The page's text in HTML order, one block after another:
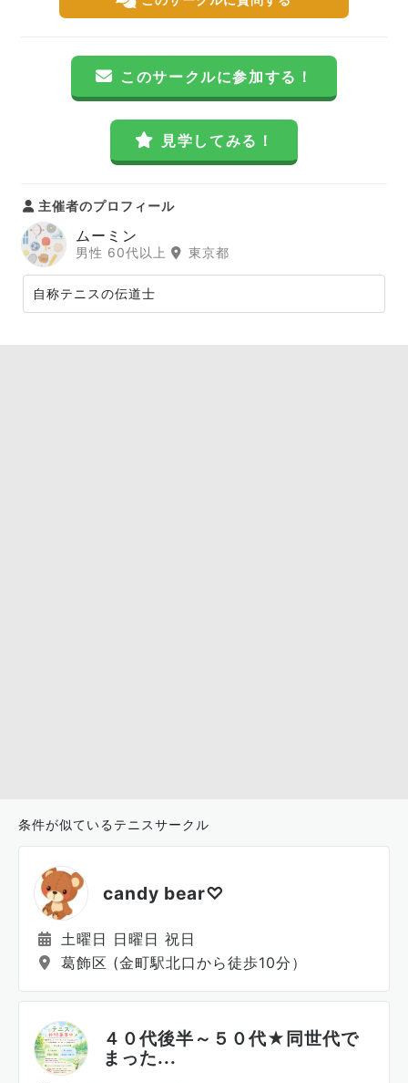
このサークルに参加する！
見学してみる！
主催者のプロフィール
ムーミン
男性 60代以上 東京都
自称テニスの伝道士
条件が似ているテニスサークル
candy bear♡
土曜日 日曜日 祝日
葛飾区 (金町駅北口から徒歩10分）
４０代後半～５０代★同世代で
まった...